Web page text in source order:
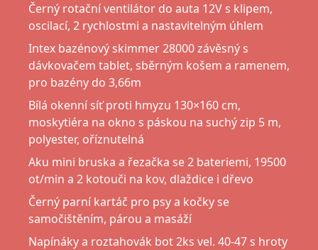
Černý rotační ventilátor do auta 12V s klipem,
oscilací, 2 rychlostmi a nastavitelným úhlem
Intex bazénový skimmer 28000 závěsný s
dávkovačem tablet, sběrným košem a ramenem,
pro bazény do 3,66m
Bílá okenní síť proti hmyzu 130×160 cm,
moskytiéra na okno s páskou na suchý zip 5 m,
polyester, oříznutelná
Aku mini bruska a řezačka se 2 bateriemi, 19500
ot/min a 2 kotouči na kov, dlaždice i dřevo
Černý parní kartáč pro psy a kočky se
samočištěním, párou a masáží
Napínáky a roztahovák bot 2ks vel. 40-47 s hroty